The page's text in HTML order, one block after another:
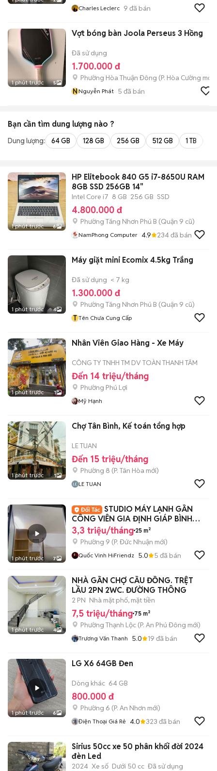
Charles Leclerc 9 đã bán
1 phút trước 5
Vợt bóng bàn Joola Perseus 3 Hồng
Đã sử dụng
1.700.000 đ
Phường Hòa Thuận Đông (P. Hòa Cường mới)
NNguyễn Phát 5 đã bán
Bạn cần tìm dung lượng nào ?
Dung lượng: 64 GB 128 GB 256 GB 512 GB 1 TB
1 phút trước 6
HP Elitebook 840 G5 i7-8650U RAM
8GB SSD 256GB 14"
Intel Core i7 8 GB 256 GB SSD
4.800.000 đ
Phường Tăng Nhơn Phú B (Quận 9 cũ)
NamPhong Computer 4.9 234đã bán
1 phút trước 4
Máy giặt mini Ecomix 4.5kg Trắng
Đã sử dụng < 7 kg
1.300.000 đ
Phường Tăng Nhơn Phú B (Quận 9 cũ)
T Tên Chưa Cung Cấp
1 phút trước 1
Nhân Viên Giao Hàng - Xe Máy
CÔNG TY TNHH TM DV TOÀN THANH TÂM
Đến 14 triệu/tháng
Phường Phú Lợi
Mỹ Hạnh
1 phút trước 1
Chợ Tân Bình, Kế toán tổng hợp
LE TUAN
Đến 15 triệu/tháng
Phường 8 (P. Tân Hòa mới)
LE TUAN
1 phút trước 7
STUDIO MÁY LẠNH GẦN
CÔNG VIÊN GIA ĐỊNH GIÁP BÌNH
THẠNH - MỚI
3,3 triệu/tháng 25 m²
Phường 9 (P. Đức Nhuận mới)
Quốc Vinh HiFriendz 5.0 5 đã bán
1 phút trước 4
NHÀ GẦN CHỢ CẦU ĐỒNG. TRỆT
LẦU 2PN 2WC. ĐƯỜNG THÔNG
2 PN Nhà mặt phố, mặt tiền
7,5 triệu/tháng 75 m²
Phường Thạnh Lộc (P. An Phú Đông mới)
Trương Văn Thanh 5.0 19 đã bán
1 phút trước 6
LG X6 64GB Đen
Dòng khác 64 GB
800.000 đ
Phường 6 (P. An Nhơn mới)
Điện Thoại Giá Rẻ 4.0 323 đã bán
Sirius 50cc xe 50 phân khối đời 2024
đèn Led
2024 Xe số Dưới 50 cc Đã sử dụng